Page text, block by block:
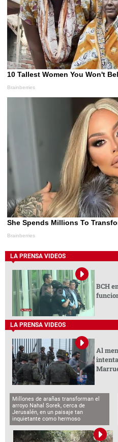
LA PRENSA VIDEOS
BCH
LA PRENSA VIDEOS
Al
Millones de arañas transforman el
arroyo Nahal Sorek, cerca de
Jerusalén, en un paisaje tan
inquietante como hermoso